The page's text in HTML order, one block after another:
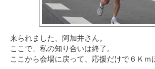
来られました、阿加井さん。
ここで、私の知り合いは終了。
ここから会場に戻って、応援だけで６Ｋｍ